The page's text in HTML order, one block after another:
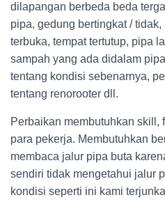
dilapangan berbeda beda
pipa, gedung bertingkat /
terbuka, tempat tertutup, pipa
sampah yang ada didalam
tentang kondisi sebenarnya,
tentang renorooter dll.
Perbaikan membutuhkan skill,
para pekerja. Membutuhkan
membaca jalur pipa buta
sendiri tidak mengetahui jalur
kondisi seperti ini kami